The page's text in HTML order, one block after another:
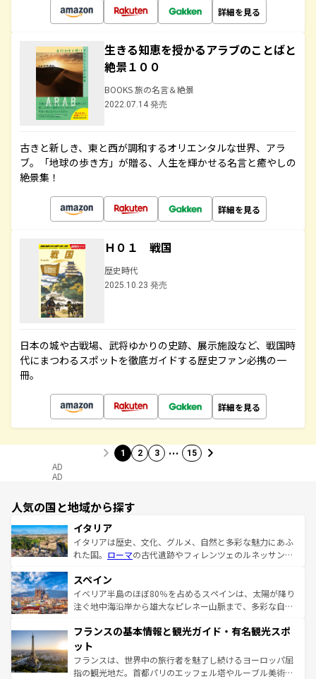
詳細を見る
生きる知恵を授かるアラブのことばと
絶景１００
BOOKS 旅の名言＆絶景
2022.07.14 発売
古きと新しき、東と西が調和するオリエンタルな世界、アラ
ブ。「地球の歩き方」が贈る、人生を輝かせる名言と癒やしの
絶景集！
詳細を見る
Ｈ０１ 戦国
歴史時代
2025.10.23 発売
日本の城や古戦場、武将ゆかりの史跡、展示施設など、戦国時
代にまつわるスポットを徹底ガイドする歴史ファン必携の一
冊。
詳細を見る
1 2 3 … 15
AD
AD
人気の国と地域から探す
イタリア
イタリアは歴史、文化、グルメ、自然と多彩な魅力にあふ
れた国。 ローマの古代遺跡やフィレンツェのルネッサンス
ろん、トスカーナの美しい田園風景やアマルフィ海岸の絶
景など、自然景観も見逃せない。観光の合間には、本場の
ピザやパスタなど、絶品のイタリア料理を堪能することも
ませてくれるイタリアで、忘れられない旅をしてみよう！
なお、新着のイタリア情報は
しい。
スペイン
イベリア半島のほぼ80％を占めるスペインは、太陽が降り
注ぐ地中海沿岸から雄大なピレネー山脈まで、多彩な自然
文化が根付くこの国では、情熱的なフラメンコ、熱気あふ
れる闘牛、そして美味しいタパスが生活の一部となってい
る。首都マドリードの洗練された雰囲気や、バルセロナの
アートに溢れた街角から、地方では古代ローマ遺跡や中世
フランスの基本情報と観光ガイド・有名観光スポ
ット
フランスは、世界中の旅行者を魅了し続けるヨーロッパ屈
指の観光地だ。首都パリのエッフェル塔やルーブル美術館